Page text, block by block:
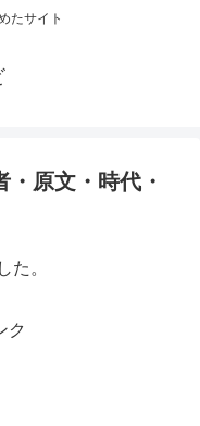
たサイト
原文・時代・
た。
ク